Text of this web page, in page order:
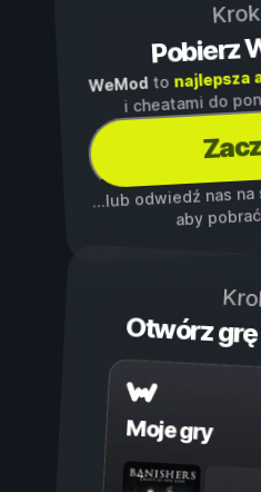
Pobierz
WeModto najlepsza
i cheatami do
...lub odwiedź nas
aby
Otwórz
Moje gry